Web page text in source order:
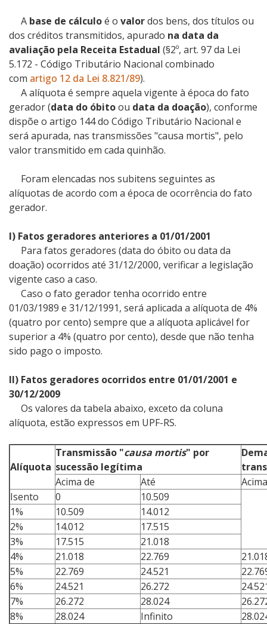
A base de cálculoé o valordos bens, dos títulos ou
dos créditos transmitidos, apurado na data da
avaliação pela Receita Estadual (§2º, art. 97 da Lei
5.172 - Código Tributário Nacional combinado
com artigo 12 da Lei 8.821/89).
A alíquota é sempre aquela vigente à época do fato
gerador (data do óbitoou data da doação), conforme
dispõe o artigo 144 do Código Tributário Nacional e
será apurada, nas transmissões "causa mortis", pelo
valor transmitido em cada quinhão.
Foram elencadas nos subitens seguintes as
alíquotas de acordo com a época de ocorrência do fato
gerador.
I) Fatos geradores anteriores a 01/01/2001
Para fatos geradores (data do óbito ou data da
doação) ocorridos até 31/12/2000, verificar a legislação
vigente caso a caso.
Caso o fato gerador tenha ocorrido entre
01/03/1989 e 31/12/1991, será aplicada a alíquota de 4%
(quatro por cento) sempre que a alíquota aplicável for
superior a 4% (quatro por cento), desde que não tenha
sido pago o imposto.
II) Fatos geradores ocorridos entre 01/01/2001 e
30/12/2009
Os valores da tabela abaixo, exceto da coluna
alíquota, estão expressos em UPF-RS.
Alíquota
Transmissão "causa mortis" por
sucessão legítima
Acima de
Até
Isento
0
10.509
1%
10.509
14.012
2%
14.012
17.515
3%
17.515
21.018
4%
21.018 22.769
5%
22.769 24.521
6%
24.521 26.272
7%
26.272 28.024
8%
28.024 Infinito